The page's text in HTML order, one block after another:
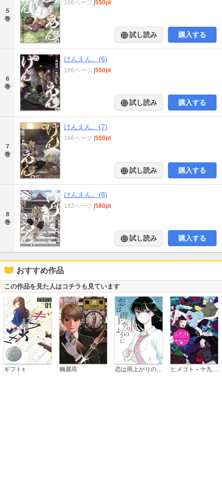
5
巻
166ページ |550pt
試し読み 購入する
6
巻
けんえん。(6)
166ページ |550pt
試し読み 購入する
7
巻
けんえん。(7)
166ページ |550pt
試し読み 購入する
8
巻
けんえん。(8)
182ページ |580pt
試し読み 購入する
おすすめ作品
この作品を見た人はコチラも見ています
ギフト± 幽麗塔 ヒメゴト～十九歳の制服～